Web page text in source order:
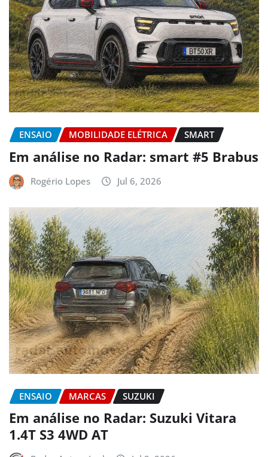
ENSAIO MOBILIDADE ELÉTRICA SMART
Em análise no Radar: smart #5 Brabus
Rogério Lopes Jul 6, 2026
ENSAIO MARCAS SUZUKI
Em análise no Radar: Suzuki Vitara
1.4T S3 4WD AT